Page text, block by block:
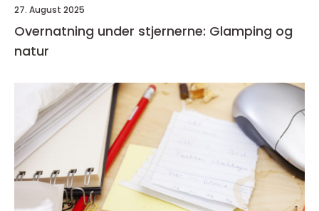
27. August 2025
Overnatning under stjernerne: Glamping og
natur